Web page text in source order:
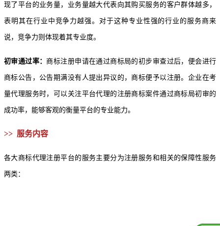
现了平台的业务量，业务量越大代表向其购买服务的客户群体越多，
表明其在行业中竞争力越强。对于这种专业性强的行业的服务商来
说，竞争力则体现着其专业度。
初审通过率：商标注册申请在通过商标局的初步审查过后，便会进行
商标公告，公告期满没有人提出异议的，商标便予以注册。企业在考
量代理服务时，可以关注平台代理的注册商标案件通过商标局初审的
成功率，能够客观的衡量平台的专业能力。
>> 服务内容
各大商标代理注册平台的服务主要分为注册服务和相关的保障性服务
两类：